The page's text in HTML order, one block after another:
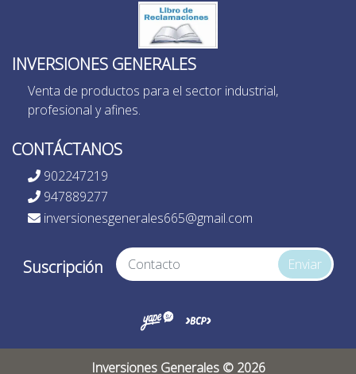
INVERSIONES GENERALES
Venta de productos para el sector industrial,
profesional y afines.
CONTÁCTANOS
902247219
947889277
inversionesgenerales665@gmail.com
Suscripción Enviar
Inversiones Generales © 2026